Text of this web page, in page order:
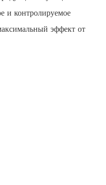
и контролируемое
эффект от